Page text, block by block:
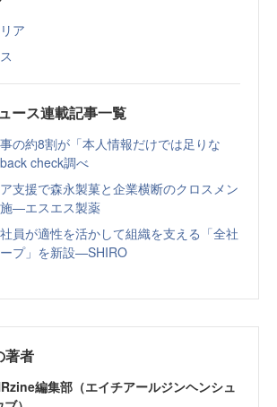
ア
ース連載記事一覧
の約8割が「本人情報だけでは足りな
check調べ
支援で森永製菓と企業横断のクロスメン
—エスエス製薬
員が適性を活かして組織を支える「全社
プ」を新設—SHIRO
著者
編集部（エイチアールジンヘンシュ